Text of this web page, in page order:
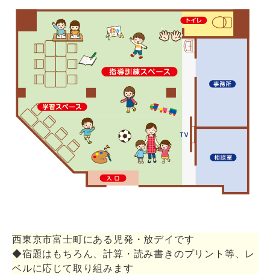
西東京市富士町にある児発・放デイです
◆宿題はもちろん、計算・読み書きのプリント等、レ
ベルに応じて取り組みます